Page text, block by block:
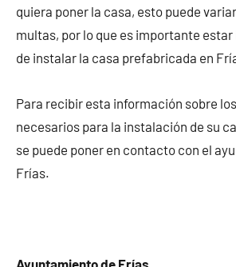
quiera poner la casa, esto puede
multas, por lo que es importante
de instalar la casa prefabricada en
Para recibir esta información sobre
necesarios para la instalación de su
se puede poner en contacto con el
Frías.